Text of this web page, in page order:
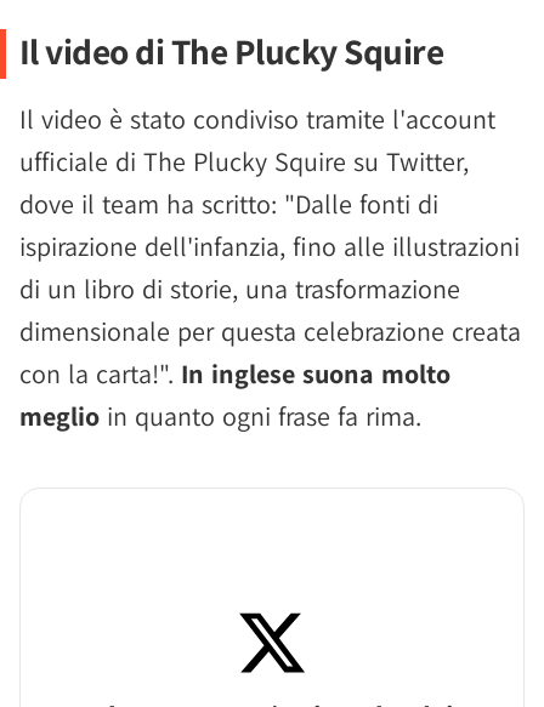
Il video di The Plucky Squire
Il video è stato condiviso tramite l'account
ufficiale di The Plucky Squire su Twitter,
dove il team ha scritto: "Dalle fonti di
ispirazione dell'infanzia, fino alle illustrazioni
di un libro di storie, una trasformazione
dimensionale per questa celebrazione creata
con la carta!". In inglese suona molto
meglio in quanto ogni frase fa rima.